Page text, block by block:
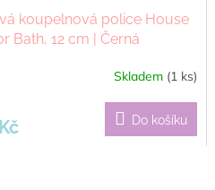
koupelnová police House
Bath, 12 cm | Černá
Skladem (1 ks)
Do košíku